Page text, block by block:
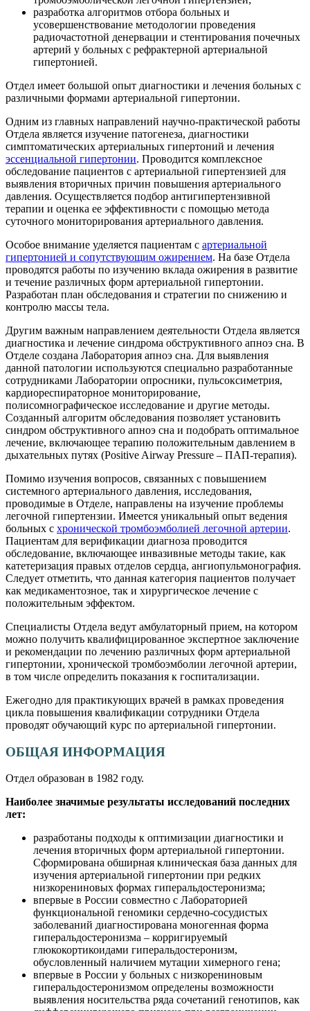
разработка алгоритмов отбора больных и
усовершенствование методологии проведения
радиочастотной денервации и стентирования почечных
артерий у больных с рефрактерной артериальной
гипертонией.
Отдел имеет большой опыт диагностики и лечения больных с
различными формами артериальной гипертонии.
Одним из главных направлений научно-практической работы
Отдела является изучение патогенеза, диагностики
симптоматических артериальных гипертоний и лечения
эссенциальной гипертонии. Проводится комплексное
обследование пациентов с артериальной гипертензией для
выявления вторичных причин повышения артериального
давления. Осуществляется подбор антигипертензивной
терапии и оценка ее эффективности с помощью метода
суточного мониторирования артериального давления.
Особое внимание уделяется пациентам с артериальной
гипертонией и сопутствующим ожирением. На базе Отдела
проводятся работы по изучению вклада ожирения в развитие
и течение различных форм артериальной гипертонии.
Разработан план обследования и стратегии по снижению и
контролю массы тела.
Другим важным направлением деятельности Отдела является
диагностика и лечение синдрома обструктивного апноэ сна. В
Отделе создана Лаборатория апноэ сна. Для выявления
данной патологии используются специально разработанные
сотрудниками Лаборатории опросники, пульсоксиметрия,
кардиореспираторное мониторирование,
полисомнографическое исследование и другие методы.
Созданный алгоритм обследования позволяет установить
синдром обструктивного апноэ сна и подобрать оптимальное
лечение, включающее терапию положительным давлением в
дыхательных путях (Positive Airway Pressure – ПАП-терапия).
Помимо изучения вопросов, связанных с повышением
системного артериального давления, исследования,
проводимые в Отделе, направлены на изучение проблемы
легочной гипертензии. Имеется уникальный опыт ведения
больных с хронической тромбоэмболией легочной артерии.
Пациентам для верификации диагноза проводится
обследование, включающее инвазивные методы такие, как
катетеризация правых отделов сердца, ангиопульмонография.
Следует отметить, что данная категория пациентов получает
как медикаментозное, так и хирургическое лечение с
положительным эффектом.
Специалисты Отдела ведут амбулаторный прием, на котором
можно получить квалифицированное экспертное заключение
и рекомендации по лечению различных форм артериальной
гипертонии, хронической тромбоэмболии легочной артерии,
в том числе определить показания к госпитализации.
Ежегодно для практикующих врачей в рамках проведения
цикла повышения квалификации сотрудники Отдела
проводят обучающий курс по артериальной гипертонии.
ОБЩАЯ ИНФОРМАЦИЯ
Отдел образован в 1982 году.
Наиболее значимые результаты исследований последних
лет:
разработаны подходы к оптимизации диагностики и
лечения вторичных форм артериальной гипертонии.
Сформирована обширная клиническая база данных для
изучения артериальной гипертонии при редких
низкорениновых формах гиперальдостеронизма;
впервые в России совместно с Лабораторией
функциональной геномики сердечно-сосудистых
заболеваний диагностирована моногенная форма
гиперальдостеронизма – корригируемый
глюкокортикоидами гиперальдостеронизм,
обусловленный наличием мутации химерного гена;
впервые в России у больных с низкорениновым
гиперальдостеронизмом определены возможности
выявления носительства ряда сочетаний генотипов, как